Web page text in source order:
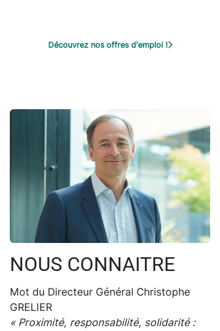
Découvrez nos offres d'emploi !
NOUS CONNAITRE
Mot du Directeur Général Christophe
GRELIER
« Proximité, responsabilité, solidarité :